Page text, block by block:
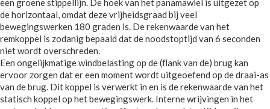
een groene stippellijn. De hoek van het panamawiel is uitgezet op
de horizontaal, omdat deze vrijheidsgraad bij veel
bewegingswerken 180 graden is. De rekenwaarde van het
remkoppel is zodanig bepaald dat de noodstoptijd van 6 seconden
niet wordt overschreden.
Een ongelijkmatige windbelasting op de (flank van de) brug kan
ervoor zorgen dat er een moment wordt uitgeoefend op de draai-as
van de brug. Dit koppel is verwerkt in en is de rekenwaarde van het
statisch koppel op het bewegingswerk. Interne wrijvingen in het